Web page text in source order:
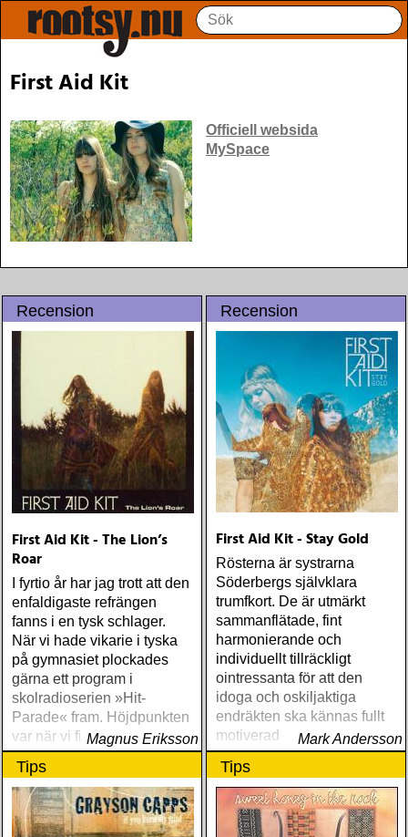
First Aid Kit
Officiell websida
MySpace
Recension
First Aid Kit - The Lion’s
Roar
I fyrtio år har jag trott att den
enfaldigaste refrängen
fanns i en tysk schlager.
När vi hade vikarie i tyska
på gymnasiet plockades
gärna ett program i
skolradioserien »Hit-
Parade« fram. Höjdpunkten
var när vi fick avnjuta
»Keine Küsse und keine
Tomaten«
Magnus Eriksson
Recension
First Aid Kit - Stay Gold
Rösterna är systrarna
Söderbergs självklara
trumfkort. De är utmärkt
sammanflätade, fint
harmonierande och
individuellt tillräckligt
ointressanta för att den
idoga och oskiljaktiga
endräkten ska kännas fullt
motiverad
Mark Andersson
Tips Tips